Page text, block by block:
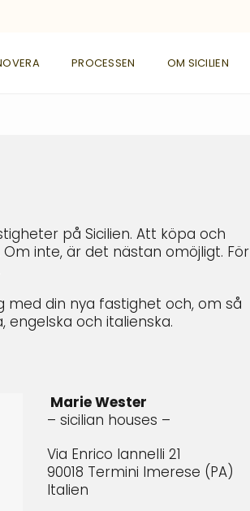
PROCESSEN OM SICILIEN
på Sicilien. Att köpa och
inte, är det nästan omöjligt. För
din nya fastighet och, om så
engelska och italienska.
Marie Wester
– sicilian houses –
Via Enrico Iannelli 21
90018 Termini Imerese (PA)
Italien